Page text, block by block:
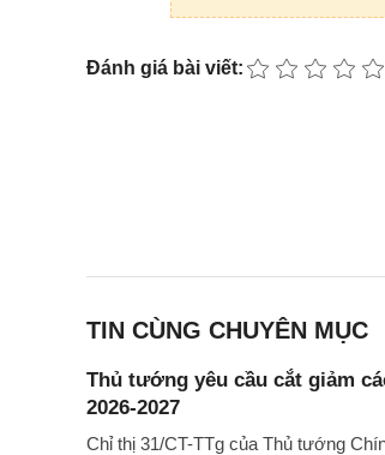
Đánh giá bài viết:
TIN CÙNG CHUYÊN MỤC
Thủ tướng yêu cầu cắt giảm
2026-2027
Chỉ thị 31/CT-TTg của Thủ tướng